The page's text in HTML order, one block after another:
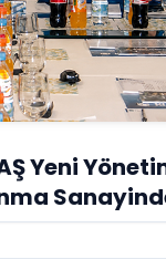
Yeni